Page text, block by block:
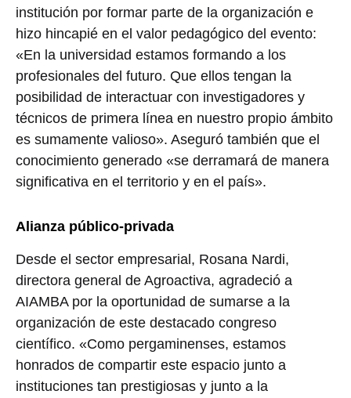
institución por formar parte de la organización e
hizo hincapié en el valor pedagógico del evento:
«En la universidad estamos formando a los
profesionales del futuro. Que ellos tengan la
posibilidad de interactuar con investigadores y
técnicos de primera línea en nuestro propio ámbito
es sumamente valioso». Aseguró también que el
conocimiento generado «se derramará de manera
significativa en el territorio y en el país».
Alianza público-privada
Desde el sector empresarial, Rosana Nardi,
directora general de Agroactiva, agradeció a
AIAMBA por la oportunidad de sumarse a la
organización de este destacado congreso
científico. «Como pergaminenses, estamos
honrados de compartir este espacio junto a
instituciones tan prestigiosas y junto a la